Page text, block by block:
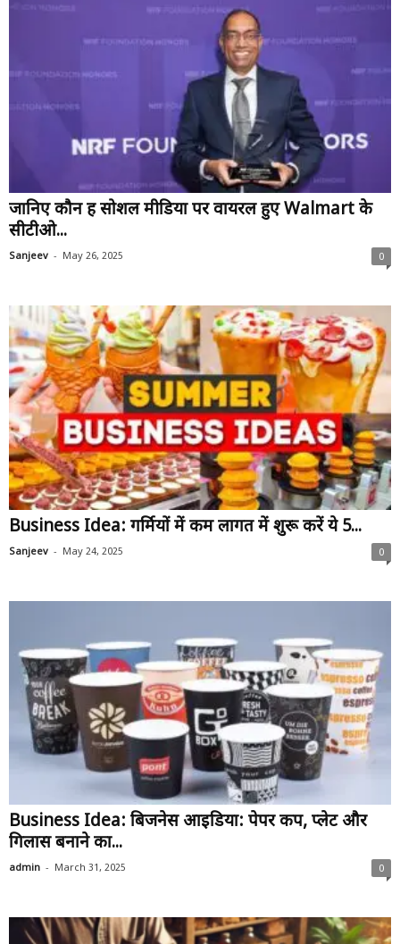
जानिए कौन हैं सोशल मीडिया पर वायरल हुए Walmart के
सीटीओ...
Sanjeev - May 26, 2025 0
Business Idea: गर्मियों में कम लागत में शुरू करें ये 5...
Sanjeev - May 24, 2025 0
Business Idea: बिजनेस आइडिया: पेपर कप, प्लेट और
गिलास बनाने का...
admin - March 31, 2025 0